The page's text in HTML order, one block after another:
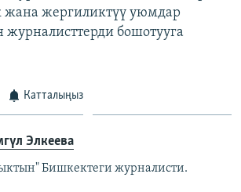
жана жергиликтүү уюмдар
журналисттерди бошотууга
Катталыңыз
Элкеева
Бишкектеги журналисти.